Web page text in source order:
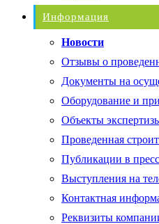
Информация
Новости
Отзывы о
Документы на
Оборудование и
Объекты
Проведенная
Публикации в
Выступления на
Контактная
Реквизиты